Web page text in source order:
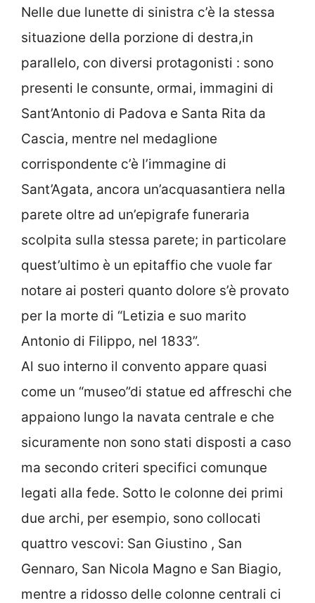
Nelle due lunette di sinistra c’è la stessa
situazione della porzione di destra,in
parallelo, con diversi protagonisti : sono
presenti le consunte, ormai, immagini di
Sant’Antonio di Padova e Santa Rita da
Cascia, mentre nel medaglione
corrispondente c’è l’immagine di
Sant’Agata, ancora un’acquasantiera nella
parete oltre ad un’epigrafe funeraria
scolpita sulla stessa parete; in particolare
quest’ultimo è un epitaffio che vuole far
notare ai posteri quanto dolore s’è provato
per la morte di “Letizia e suo marito
Antonio di Filippo, nel 1833”.
Al suo interno il convento appare quasi
come un “museo”di statue ed affreschi che
appaiono lungo la navata centrale e che
sicuramente non sono stati disposti a caso
ma secondo criteri specifici comunque
legati alla fede. Sotto le colonne dei primi
due archi, per esempio, sono collocati
quattro vescovi: San Giustino , San
Gennaro, San Nicola Magno e San Biagio,
mentre a ridosso delle colonne centrali ci